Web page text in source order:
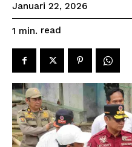
Januari 22, 2026
1 min. read